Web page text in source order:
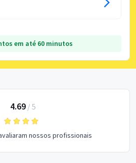
em até 60 minutos
4.69/ 5
nossos profissionais